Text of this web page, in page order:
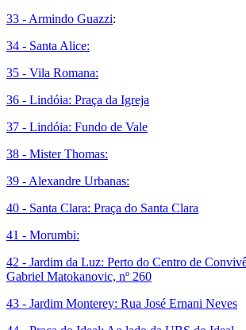
33 - Armindo Guazzi:
34 - Santa Alice:
35 - Vila Romana:
36 - Lindóia: Praça da Igreja
37 - Lindóia: Fundo de Vale
38 - Mister Thomas:
39 - Alexandre Urbanas:
40 - Santa Clara: Praça do Santa Clara
41 - Morumbi:
42 - Jardim da Luz: Perto do Centro de
Gabriel Matokanovic, nº 260
43 - Jardim Monterey: Rua José Ernani Neves